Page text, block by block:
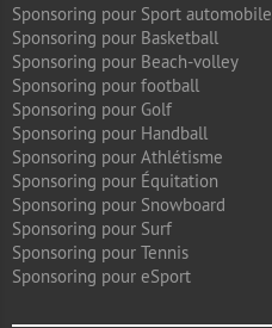
Sponsoring pour Sport automobile
Sponsoring pour Basketball
Sponsoring pour Beach-volley
Sponsoring pour football
Sponsoring pour Golf
Sponsoring pour Handball
Sponsoring pour Athlétisme
Sponsoring pour Équitation
Sponsoring pour Snowboard
Sponsoring pour Surf
Sponsoring pour Tennis
Sponsoring pour eSport